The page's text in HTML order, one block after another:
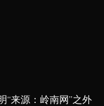
“来源：岭南网”之外